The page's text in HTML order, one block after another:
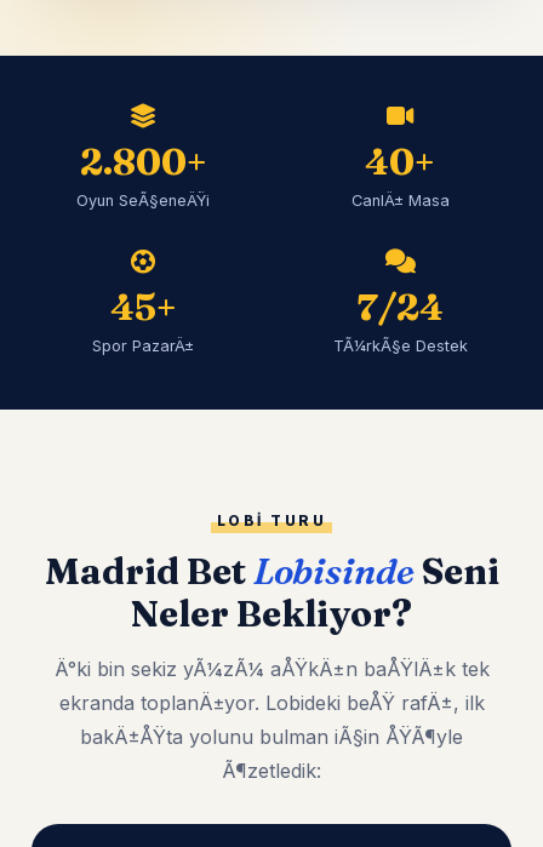
2.800+
Oyun SeÃ§eneÄŸi
40+
CanlÄ± Masa
45+
Spor PazarÄ±
7/24
TÃ¼rkÃ§e Destek
LOBI TURU
Madrid BetLobisindeSeni
Neler Bekliyor?
Ä°ki bin sekiz yÃ¼zÃ¼ aÅŸkÄ±n baÅŸlÄ±k tek
ekranda toplanÄ±yor. Lobideki beÅŸ rafÄ±, ilk
bakÄ±ÅŸta yolunu bulman iÃ§in ÅŸÃ¶yle
Ã¶zetledik: